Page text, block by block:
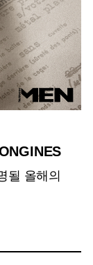
될 올해의